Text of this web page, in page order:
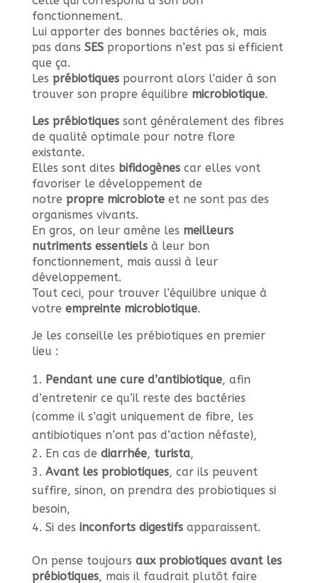
fonctionnement.
Lui apporter des bonnes bactéries ok, mais
pas dans SESproportions n’est pas si efficient
que ça.
Les prébiotiquespourront alors l’aider à son
trouver son propre équilibre microbiotique.
Les prébiotiques sont généralement des fibres
de qualité optimale pour notre flore
existante.
Elles sont dites bifidogènescar elles vont
favoriser le développement de
notre propre microbiote et ne sont pas des
organismes vivants.
En gros, on leur amène les meilleurs
nutriments essentielsà leur bon
fonctionnement, mais aussi à leur
développement.
Tout ceci, pour trouver l’équilibre unique à
votre empreinte microbiotique.
Je les conseille les prébiotiques en premier
lieu :
Pendant une cure d’antibiotique, afin
d’entretenir ce qu’il reste des bactéries
(comme il s’agit uniquement de fibre, les
antibiotiques n’ont pas d’action néfaste),
En cas de diarrhée, turista,
Avant les probiotiques, car ils peuvent
suffire, sinon, on prendra des probiotiques si
besoin,
Si des inconforts digestifsapparaissent.
On pense toujours aux probiotiques avant les
prébiotiques, mais il faudrait plutôt faire